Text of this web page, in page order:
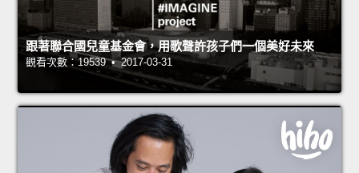
跟著聯合國兒童基金會，用歌聲許孩子們一個美好未來
觀看次數：19539 • 2017-03-31